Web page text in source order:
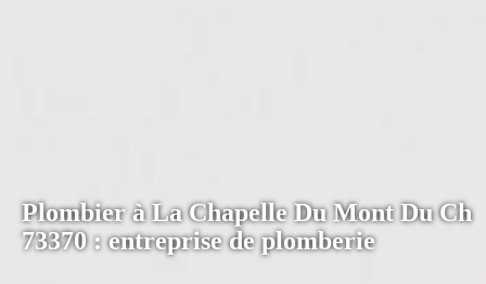
Plombier à La Chapelle Du Mont Du Ch
73370 : entreprise de plomberie